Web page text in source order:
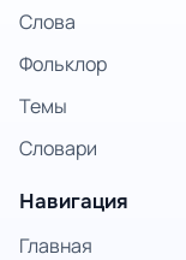
Слова
Фольклор
Темы
Словари
Навигация
Главная